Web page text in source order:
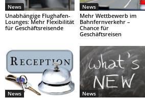
News
Unabhängige Flughafen-
Lounges: Mehr Flexibilität
für Geschäftsreisende
News
Mehr Wettbewerb im
Bahnfernverkehr –
Chance für
Geschäftsreisen
News News